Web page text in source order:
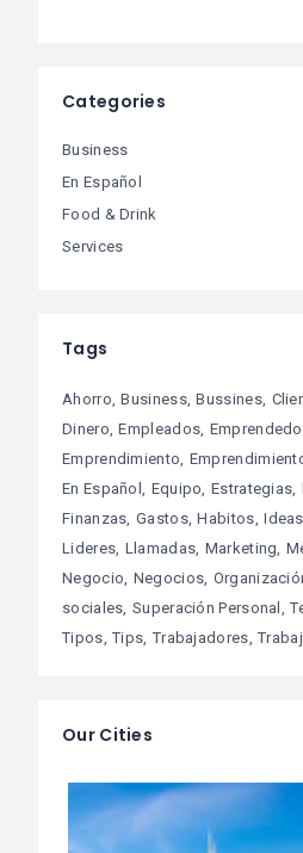
Categories
Business
En Español
Food & Drink
Services
Tags
Ahorro Business Bussines
Dinero Empleados
Emprendimiento
En Español Equipo Estrategias
Finanzas Gastos Habitos Ideas
Lideres Llamadas Marketing
Negocio Negocios
sociales Superación Personal
Tipos Tips Trabajadores
Our Cities